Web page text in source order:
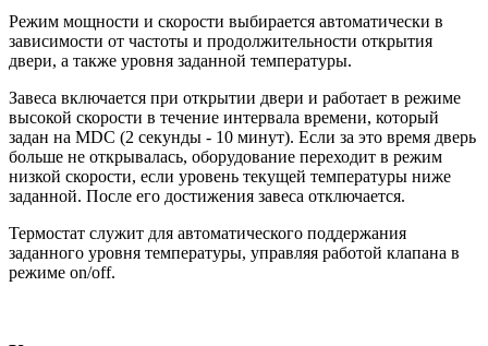
Режим мощности и скорости выбирается автоматически в
зависимости от частоты и продолжительности открытия
двери, а также уровня заданной температуры.
Завеса включается при открытии двери и работает в режиме
высокой скорости в течение интервала времени, который
задан на MDC (2 секунды - 10 минут). Если за это время дверь
больше не открывалась, оборудование переходит в режим
низкой скорости, если уровень текущей температуры ниже
заданной. После его достижения завеса отключается.
Термостат служит для автоматического поддержания
заданного уровня температуры, управляя работой клапана в
режиме on/off.